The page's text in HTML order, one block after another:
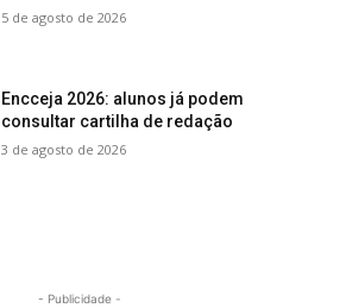
5 de agosto de 2026
Encceja 2026: alunos já podem
consultar cartilha de redação
3 de agosto de 2026
- Publicidade -